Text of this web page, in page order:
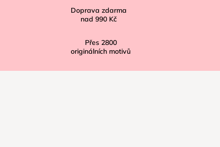
Doprava zdarma
nad 990 Kč
Přes 2800
originálních motivů